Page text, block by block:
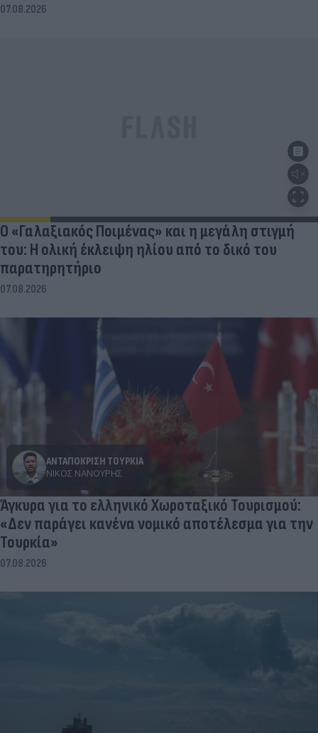
07.08.2026
Ο «Γαλαξιακός Ποιμένας» και η μεγάλη στιγμή
του: Η ολική έκλειψη ηλίου από το δικό του
παρατηρητήριο
07.08.2026
ΑΝΤΑΠΟΚΡΙΣΗ ΤΟΥΡΚΙΑ
ΝΊΚΟΣ ΝΑΝΟΎΡΗΣ
Άγκυρα για το ελληνικό Χωροταξικό Τουρισμού:
«Δεν παράγει κανένα νομικό αποτέλεσμα για την
Τουρκία»
07.08.2026